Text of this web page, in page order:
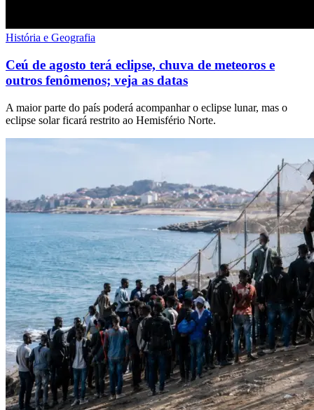
História e Geografia
Ceú de agosto terá eclipse, chuva de meteoros e
outros fenômenos; veja as datas
A maior parte do país poderá acompanhar o eclipse lunar, mas o
eclipse solar ficará restrito ao Hemisfério Norte.